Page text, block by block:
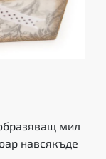
мил
навсякъде